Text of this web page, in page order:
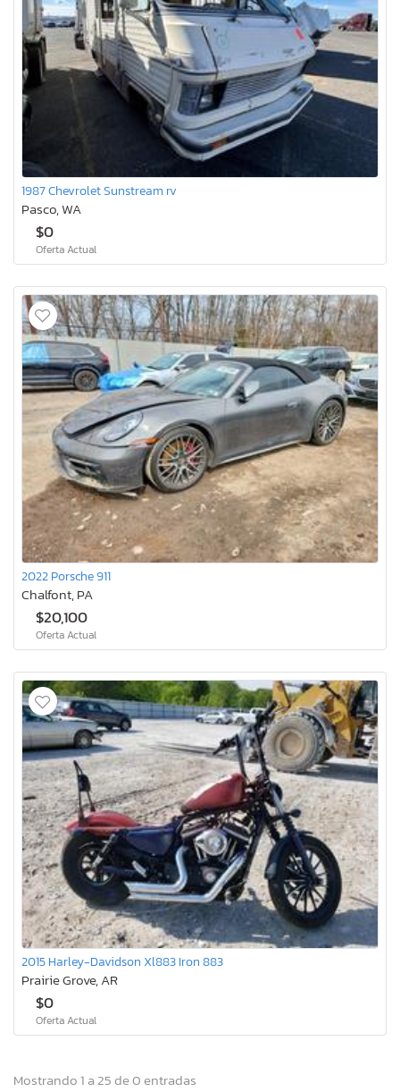
1987 Chevrolet Sunstream rv
Pasco, WA
$0
Oferta Actual
2022 Porsche 911
Chalfont, PA
$20,100
Oferta Actual
2015 Harley-Davidson Xl883 Iron 883
Prairie Grove, AR
$0
Oferta Actual
Mostrando 1 a 25 de 0 entradas